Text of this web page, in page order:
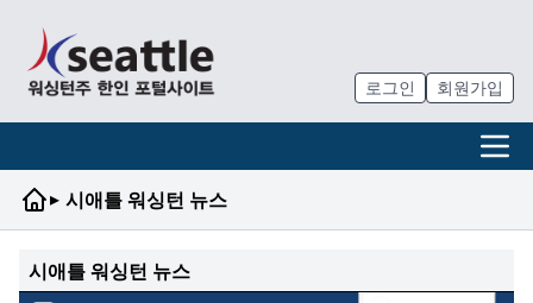
로그인 회원가입
▸ 시애틀 워싱턴 뉴스
시애틀 워싱턴 뉴스